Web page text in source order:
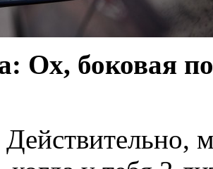
Ох, боковая
Действительно,